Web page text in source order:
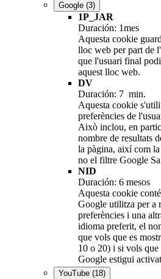
Google (3)
1P_JAR
Duración: 1mes
Aquesta cookie
lloc web per part de
que l'usuari final
aquest lloc web.
DV
Duración: 7 min.
Aquesta cookie
preferències de
Això inclou, en
nombre de resultats
la pàgina, així com
no el filtre Google
NID
Duración: 6 mesos
Aquesta cookie
Google utilitza per a
preferències i una
idioma preferit, el
que vols que es
10 o 20) i si vols
Google estigui
YouTube (18)